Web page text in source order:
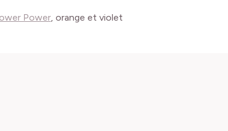
Power , orange et violet